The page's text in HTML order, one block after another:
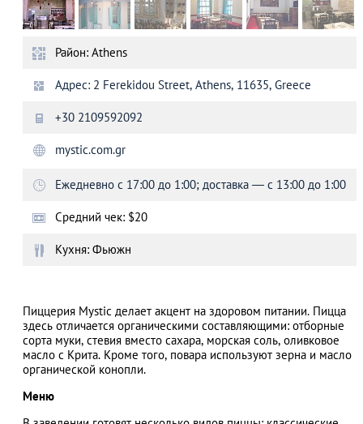
АЗАД
Район: Athens
Адрес: 2 Ferekidou Street, Athens, 11635, Greece
+30 2109592092
mystic.com.gr
Ежедневно с 17:00 до 1:00; доставка — с 13:00 до 1:00
Средний чек: $20
Кухня: Фьюжн
Пиццерия Mystic делает акцент на здоровом питании. Пицца
здесь отличается органическими составляющими: отборные
сорта муки, стевия вместо сахара, морская соль, оливковое
масло с Крита. Кроме того, повара используют зерна и масло
органической конопли.
Меню